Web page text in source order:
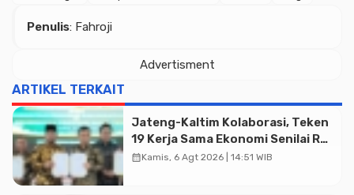
Penulis: Fahroji
Advertisment
ARTIKEL TERKAIT
Jateng-Kaltim Kolaborasi, Teken
19 Kerja Sama Ekonomi Senilai Rp
20,2 Triliun
calendar_monthKamis, 6 Agt 2026 | 14:51 WIB